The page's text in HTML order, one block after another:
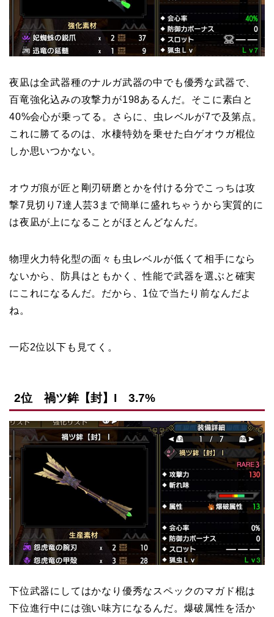
夜凪は全武器種のナルガ武器の中でも優秀な武器で、
百竜強化込みの攻撃力が198あるんだ。そこに素白と
40%会心が乗ってる。さらに、虫レベルが7で及第点。
これに勝てるのは、水棲特効を乗せた白ゲオウガ棍位
しか思いつかない。
オウガ痕が匠と剛刃研磨とかを付ける分でこっちは攻
撃7見切り7達人芸3まで簡単に盛れちゃうから実質的に
は夜凪が上になることがほとんどなんだ。
物理火力特化型の面々も虫レベルが低くて相手になら
ないから、防具はともかく、性能で武器を選ぶと確実
にこれになるんだ。だから、1位で当たり前なんだよ
ね。
一応2位以下も見てく。
2位 禍ツ鉾【封】I 3.7%
下位武器にしてはかなり優秀なスペックのマガド棍は
下位進行中には強い味方になるんだ。爆破属性を活か